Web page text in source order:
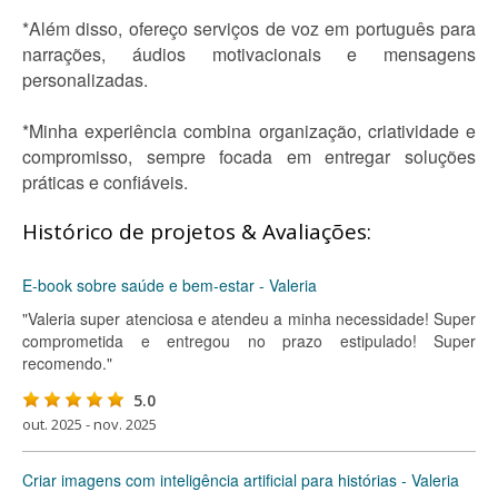
*Além disso, ofereço serviços de voz em português para
narrações, áudios motivacionais e mensagens
personalizadas.
*Minha experiência combina organização, criatividade e
compromisso, sempre focada em entregar soluções
práticas e confiáveis.
Histórico de projetos & Avaliações:
E-book sobre saúde e bem-estar - Valeria
"Valeria super atenciosa e atendeu a minha necessidade! Super
comprometida e entregou no prazo estipulado! Super
recomendo."
5.0
out. 2025 - nov. 2025
Criar imagens com inteligência artificial para histórias - Valeria